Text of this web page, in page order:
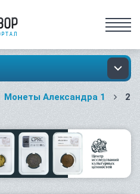
Монеты Александра 1
2